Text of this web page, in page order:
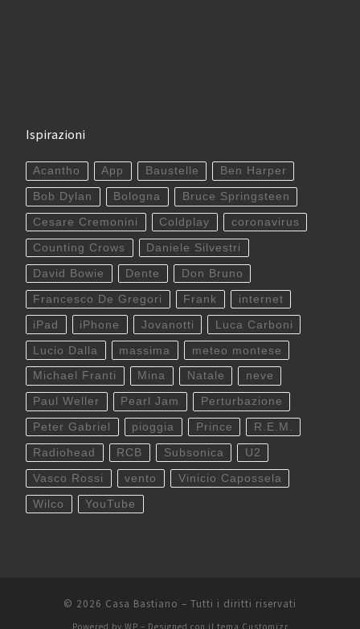
Ispirazioni
Acantho App Baustelle Ben Harper
Bob Dylan Bologna Bruce Springsteen
Cesare Cremonini Coldplay coronavirus
Counting Crows Daniele Silvestri
David Bowie Dente Don Bruno
Francesco De Gregori Frank internet
iPad iPhone Jovanotti Luca Carboni
Lucio Dalla massima meteo montese
Michael Franti Mina Natale neve
Paul Weller Pearl Jam Perturbazione
Peter Gabriel pioggia Prince R.E.M.
Radiohead RCB Subsonica U2
Vasco Rossi vento Vinicio Capossela
Wilco YouTube
© 2026 Casa Bastiano – Tutti i diritti riservati